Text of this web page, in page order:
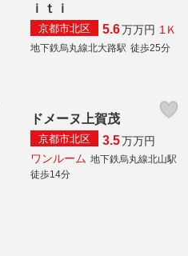
ｉｔｉ
京都市北区 5.6万万円 1Ｋ
地下鉄烏丸線北大路駅 徒歩25分
ドメーヌ上賀茂
京都市北区 3.5万万円
ワンルーム 地下鉄烏丸線北山駅
徒歩14分